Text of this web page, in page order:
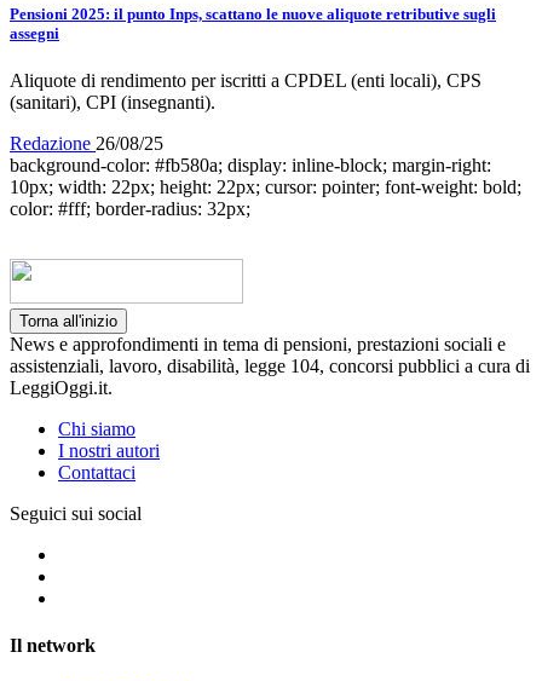
Pensioni 2025: il punto Inps, scattano le nuove aliquote retributive sugli
assegni
Aliquote di rendimento per iscritti a CPDEL (enti locali), CPS
(sanitari), CPI (insegnanti).
Redazione 26/08/25
background-color: #fb580a; display: inline-block; margin-right:
10px; width: 22px; height: 22px; cursor: pointer; font-weight: bold;
color: #fff; border-radius: 32px;
Torna all'inizio
News e approfondimenti in tema di pensioni, prestazioni sociali e
assistenziali, lavoro, disabilità, legge 104, concorsi pubblici a cura di
LeggiOggi.it.
Chi siamo
I nostri autori
Contattaci
Seguici sui social
Il network